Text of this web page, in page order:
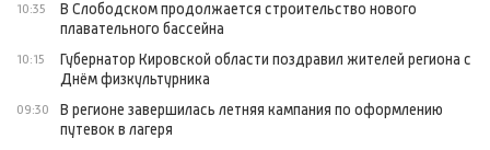
10:35
В Слободском продолжается строительство нового
плавательного бассейна
10:15
Губернатор Кировской области поздравил жителей региона с
Днём физкультурника
09:30
В регионе завершилась летняя кампания по оформлению
путевок в лагеря